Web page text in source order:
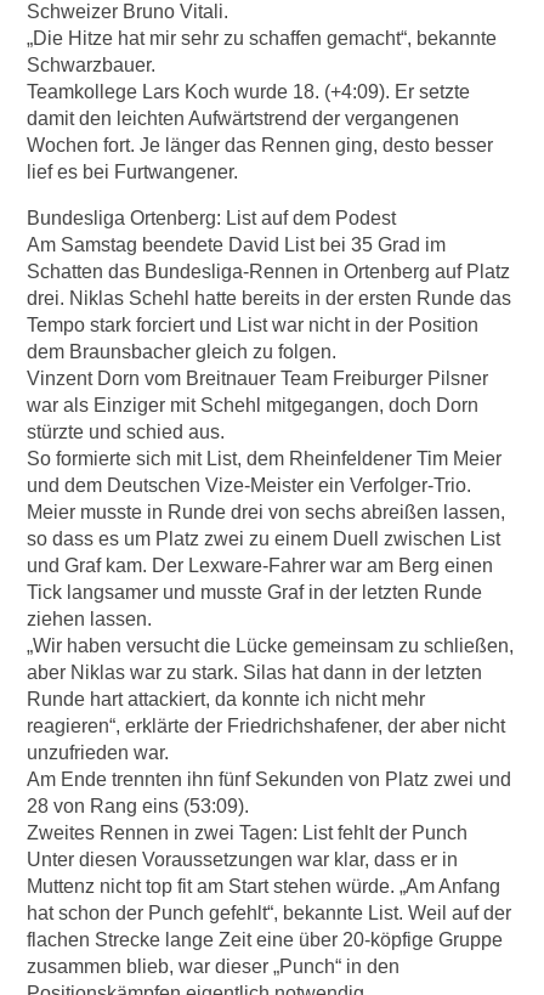
Schweizer Bruno Vitali.
„Die Hitze hat mir sehr zu schaffen gemacht“, bekannte
Schwarzbauer.
Teamkollege Lars Koch wurde 18. (+4:09). Er setzte
damit den leichten Aufwärtstrend der vergangenen
Wochen fort. Je länger das Rennen ging, desto besser
lief es bei Furtwangener.
Bundesliga Ortenberg: List auf dem Podest
Am Samstag beendete David List bei 35 Grad im
Schatten das Bundesliga-Rennen in Ortenberg auf Platz
drei. Niklas Schehl hatte bereits in der ersten Runde das
Tempo stark forciert und List war nicht in der Position
dem Braunsbacher gleich zu folgen.
Vinzent Dorn vom Breitnauer Team Freiburger Pilsner
war als Einziger mit Schehl mitgegangen, doch Dorn
stürzte und schied aus.
So formierte sich mit List, dem Rheinfeldener Tim Meier
und dem Deutschen Vize-Meister ein Verfolger-Trio.
Meier musste in Runde drei von sechs abreißen lassen,
so dass es um Platz zwei zu einem Duell zwischen List
und Graf kam. Der Lexware-Fahrer war am Berg einen
Tick langsamer und musste Graf in der letzten Runde
ziehen lassen.
„Wir haben versucht die Lücke gemeinsam zu schließen,
aber Niklas war zu stark. Silas hat dann in der letzten
Runde hart attackiert, da konnte ich nicht mehr
reagieren“, erklärte der Friedrichshafener, der aber nicht
unzufrieden war.
Am Ende trennten ihn fünf Sekunden von Platz zwei und
28 von Rang eins (53:09).
Zweites Rennen in zwei Tagen: List fehlt der Punch
Unter diesen Voraussetzungen war klar, dass er in
Muttenz nicht top fit am Start stehen würde. „Am Anfang
hat schon der Punch gefehlt“, bekannte List. Weil auf der
flachen Strecke lange Zeit eine über 20-köpfige Gruppe
zusammen blieb, war dieser „Punch“ in den